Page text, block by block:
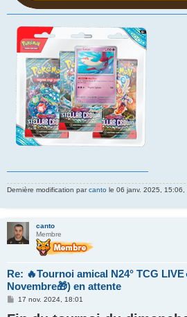
Dernière modification parcanto le 06 janv. 2025, 15:06,
canto
Membre
Re: 🔥Tournoi amical N24° TCG
Novembre🎁) en attente
M
s
17 nov. 2024, 18:01